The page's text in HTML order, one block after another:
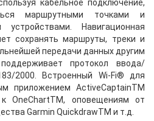
кабельное подключение,
маршрутными точками и
Навигационная
сохранять маршруты, треки и
передачи данных другим
протокол ввода/
2000. Встроенный Wi-Fi® для
приложением ActiveCaptainTM
OneChartTM, оповещениям от
Garmin QuickdrawTM и т.д.